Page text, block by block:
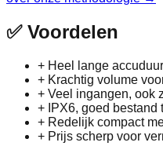
✅Voordelen
+ Heel lange
+ Krachtig volume
+ Veel ingangen, ook
+ IPX6, goed
+ Redelijk compact
+ Prijs scherp voor